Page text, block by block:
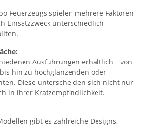
Feuerzeugs spielen mehrere Faktoren
Einsatzzweck unterschiedlich
Ausführungen erhältlich – von
hin zu hochglänzenden oder
Diese unterscheiden sich nicht nur
in ihrer Kratzempfindlichkeit.
gibt es zahlreiche Designs,